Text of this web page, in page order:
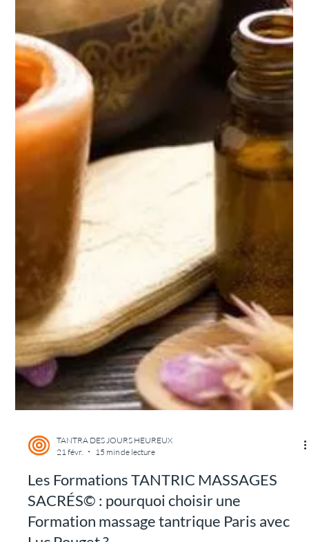
TANTRA DES JOURS HEUREUX
Le consentement en Stages de tantra pour
Lyon : dire et oser dire, apprendre à se
respecter !
Un article sur se respecter et le consentement pour les stages
tantra pour Lyon.